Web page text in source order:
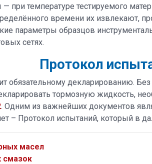
при температуре тестируемого
времени их извлекают,
параметры образцов
сетях.
Протокол
обязательному декларированию.
тормозную жидкость,
. Одним из важнейших документов
– Протокол испытаний, который в
масел
смазок